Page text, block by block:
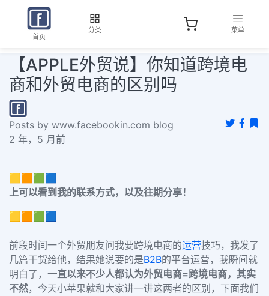
首页
分类 菜单
【APPLE外贸说】你知道跨境电
商和外贸电商的区别吗
Posts by www.facebookin.com blog
2 年，5 月前
🟨🟧🟩🟦
上可以看到我的联系方式，以及往期分享！
🟨🟧🟩🟦
前段时间一个外贸朋友问我要跨境电商的运营技巧，我发了
几篇干货给他，结果她说要的是B2B的平台运营，我瞬间就
明白了， 一直以来不少人都认为外贸电商=跨境电商，其实
不然，今天小苹果就和大家讲一讲这两者的区别，下面我们